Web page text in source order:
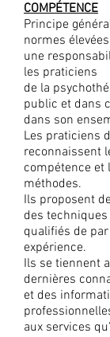
COMPÉTENCE
Principe
normes
une
les praticiens
de la
public et dans
dans son
Les praticiens
reconnaissent
compétence et
méthodes.
Ils proposent
des
qualifiés de
expérience.
Ils se tiennent
dernières
et des
aux services